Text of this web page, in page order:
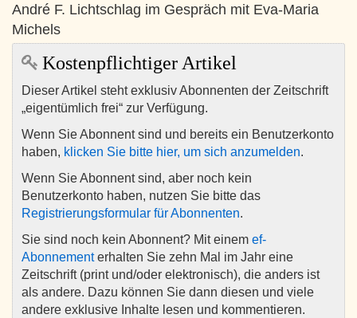
André F. Lichtschlag im Gespräch mit Eva-Maria
Michels
Kostenpflichtiger Artikel
Dieser Artikel steht exklusiv Abonnenten der Zeitschrift
„eigentümlich frei“ zur Verfügung.
Wenn Sie Abonnent sind und bereits ein Benutzerkonto
haben, klicken Sie bitte hier, um sich anzumelden.
Wenn Sie Abonnent sind, aber noch kein
Benutzerkonto haben, nutzen Sie bitte das
Registrierungsformular für Abonnenten.
Sie sind noch kein Abonnent? Mit einem ef-
Abonnementerhalten Sie zehn Mal im Jahr eine
Zeitschrift (print und/oder elektronisch), die anders ist
als andere. Dazu können Sie dann diesen und viele
andere exklusive Inhalte lesen und kommentieren.